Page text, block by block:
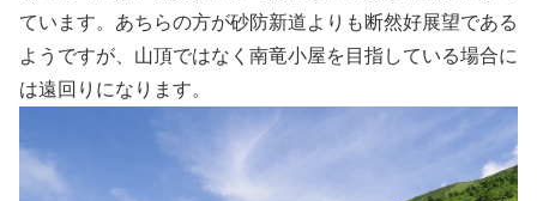
ています。あちらの方が砂防新道よりも断然好展望である
ようですが、山頂ではなく南竜小屋を目指している場合に
は遠回りになります。